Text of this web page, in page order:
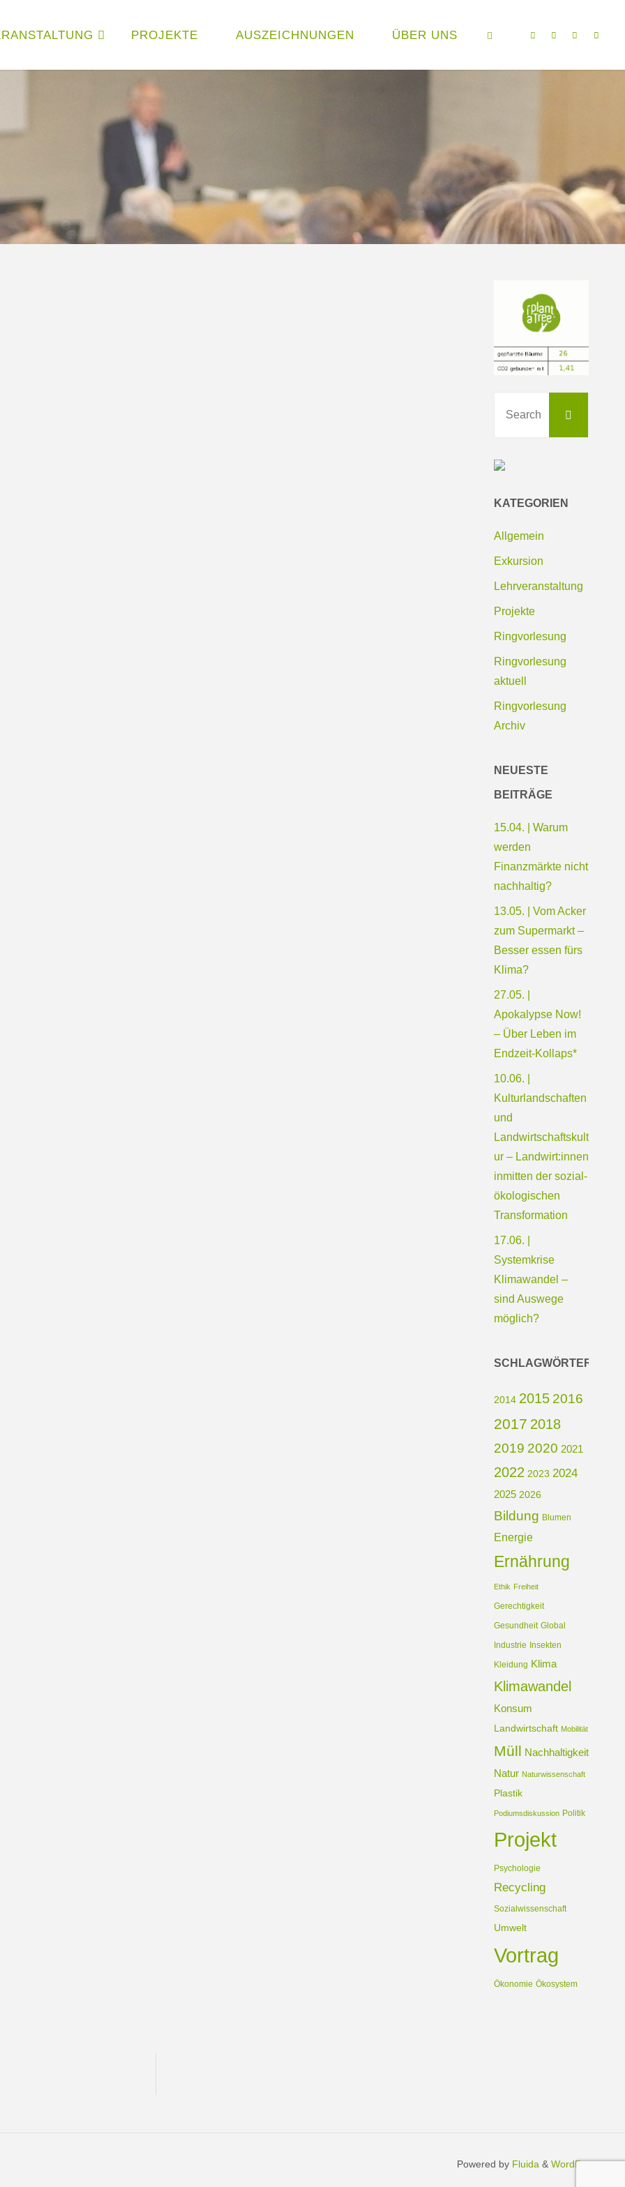
PROJEKTE AUSZEICHNUNGEN ÜBER UNS
Search
KATEGORIEN
Allgemein
Exkursion
Lehrveranstaltung
Projekte
Ringvorlesung
Ringvorlesung
aktuell
Ringvorlesung
Archiv
NEUESTE
BEITRÄGE
15.04. | Warum
werden
Finanzmärkte nicht
nachhaltig?
13.05. | Vom Acker
zum Supermarkt –
Besser essen fürs
Klima?
27.05. |
Apokalypse Now!
– Über Leben im
Endzeit-Kollaps*
10.06. |
Kulturlandschaften
und
Landwirtschaftskult
ur – Landwirt:innen
inmitten der sozial-
ökologischen
Transformation
17.06. |
Systemkrise
Klimawandel –
sind Auswege
möglich?
SCHLAGWÖRTER
2014 2015 2016
2017 2018
2019 2020 2021
2022 2023 2024
2025 2026
Bildung Blumen
Energie
Ernährung
Ethik Freiheit
Gerechtigkeit
Gesundheit Global
Industrie Insekten
Kleidung Klima
Klimawandel
Konsum
Landwirtschaft Mobilität
Müll Nachhaltigkeit
Natur Naturwissenschaft
Plastik
Podiumsdiskussion Politik
Projekt
Psychologie
Recycling
Sozialwissenschaft
Umwelt
Vortrag
Ökonomie Ökosystem
Powered by Fluida & WordPress.